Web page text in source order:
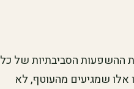
ההשפעות הסביבתיות של כל
אלו שמגיעים מהעוטף, לא